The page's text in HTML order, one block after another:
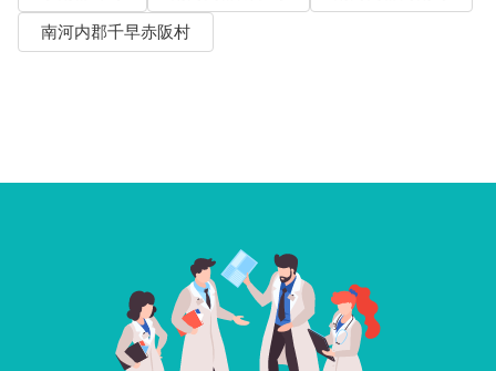
南河内郡千早赤阪村